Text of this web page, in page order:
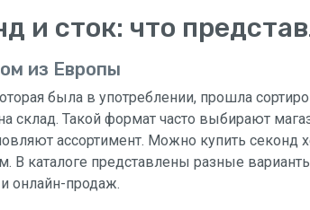
и сток: что
из Европы
была в употреблении, прошла
склад. Такой формат часто выбирают
ассортимент. Можно купить секонд
В каталоге представлены разные
онлайн-продаж.